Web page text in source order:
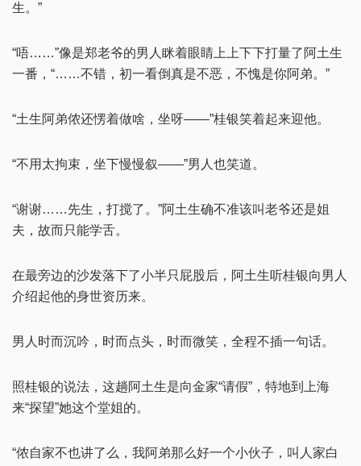
生。”
“唔……”像是郑老爷的男人眯着眼睛上上下下打量了阿土生
一番，“……不错，初一看倒真是不恶，不愧是你阿弟。”
“土生阿弟侬还愣着做啥，坐呀——”桂银笑着起来迎他。
“不用太拘束，坐下慢慢叙——”男人也笑道。
“谢谢……先生，打搅了。”阿土生确不准该叫老爷还是姐
夫，故而只能学舌。
在最旁边的沙发落下了小半只屁股后，阿土生听桂银向男人
介绍起他的身世资历来。
男人时而沉吟，时而点头，时而微笑，全程不插一句话。
照桂银的说法，这趟阿土生是向金家“请假”，特地到上海
来“探望”她这个堂姐的。
“侬自家不也讲了么，我阿弟那么好一个小伙子，叫人家白